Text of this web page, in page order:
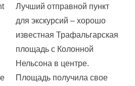
Лучший отправной пункт
для экскурсий – хорошо
известная Трафальгарская
площадь с Колонной
Нельсона в центре.
Площадь получила свое